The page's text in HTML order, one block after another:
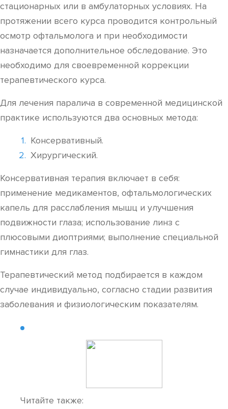
стационарных или в амбулаторных условиях. На
протяжении всего курса проводится контрольный
осмотр офтальмолога и при необходимости
назначается дополнительное обследование. Это
необходимо для своевременной коррекции
терапевтического курса.
Для лечения паралича в современной медицинской
практике используются два основных метода:
Консервативный.
Хирургический.
Консервативная терапия включает в себя:
применение медикаментов, офтальмологических
капель для расслабления мышц и улучшения
подвижности глаза; использование линз с
плюсовыми диоптриями; выполнение специальной
гимнастики для глаз.
Терапевтический метод подбирается в каждом
случае индивидуально, согласно стадии развития
заболевания и физиологическим показателям.
Читайте также: